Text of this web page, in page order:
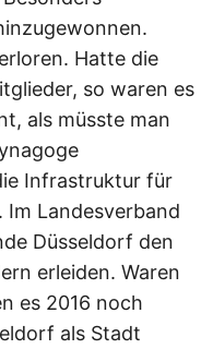
Hatte die
so waren es
als müsste man
Infrastruktur für
Im Landesverband
Düsseldorf den
erleiden. Waren
es 2016 noch
als Stadt